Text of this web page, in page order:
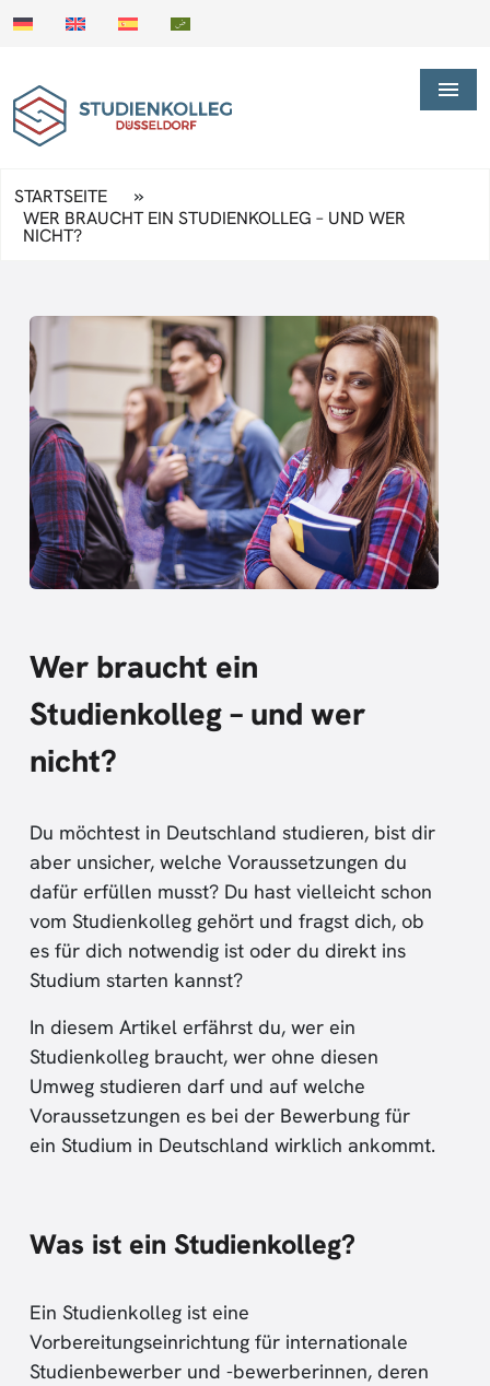
STARTSEITE »
WER BRAUCHT EIN STUDIENKOLLEG – UND WER
NICHT?
Wer braucht ein
Studienkolleg – und wer
nicht?
Du möchtest in Deutschland studieren, bist dir
aber unsicher, welche Voraussetzungen du
dafür erfüllen musst? Du hast vielleicht schon
vom Studienkolleg gehört und fragst dich, ob
es für dich notwendig ist oder du direkt ins
Studium starten kannst?
In diesem Artikel erfährst du, wer ein
Studienkolleg braucht, wer ohne diesen
Umweg studieren darf und auf welche
Voraussetzungen es bei der Bewerbung für
ein Studium in Deutschland wirklich ankommt.
Was ist ein Studienkolleg?
Ein Studienkolleg ist eine
Vorbereitungseinrichtung für internationale
Studienbewerber und -bewerberinnen, deren